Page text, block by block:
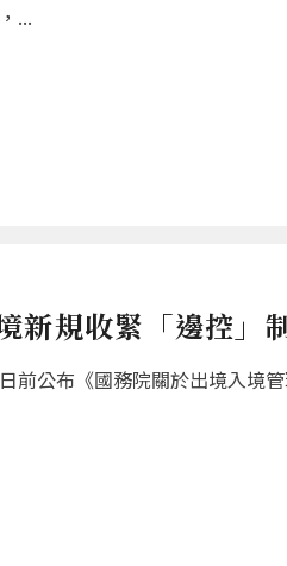
...
新規收緊「邊控」
前公布《國務院關於出境入境